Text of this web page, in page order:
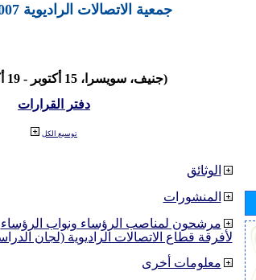
جمعية الاتصالات الراديوية 2007 (RA-07)
(جنيف، سويسرا، 15 أكتوبر - 19 أكتوبر 2007)
دفتر القرارات
توسيع الكل
الوثائق
المنشورات
مرشحون لمناصب الرؤساء ونواب الرؤساء
لأفرقة قطاع الاتصالات الراديوية (لجان
معلومات أخرى